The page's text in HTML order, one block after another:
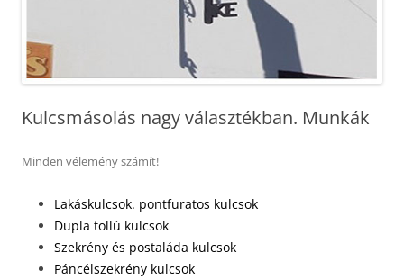
Kulcsmásolás nagy választékban. Munkák
Minden vélemény számít!
Lakáskulcsok. pontfuratos kulcsok
Dupla tollú kulcsok
Szekrény és postaláda kulcsok
Páncélszekrény kulcsok